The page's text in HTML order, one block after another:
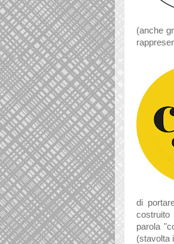
(anche
di
costruito
parola
(stavolta